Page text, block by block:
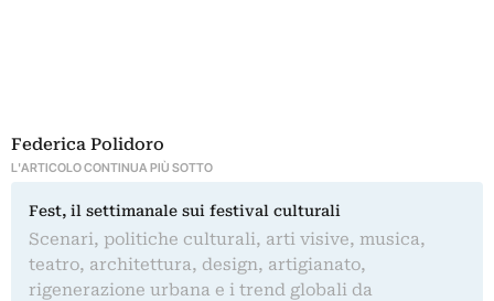
Federica Polidoro
L'ARTICOLO CONTINUA PIÙ SOTTO
Fest, il settimanale sui festival culturali
Scenari, politiche culturali, arti visive, musica,
teatro, architettura, design, artigianato,
rigenerazione urbana e i trend globali da